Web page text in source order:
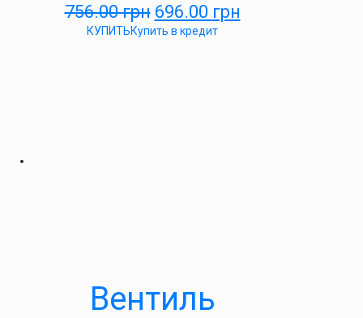
756.00грн 696.00 грн
КУПИТЬКупить в кредит
Вентиль